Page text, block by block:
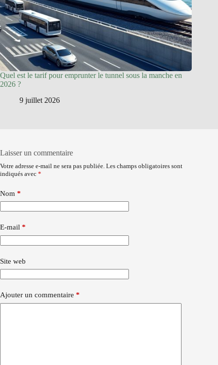
Quel est le tarif pour emprunter le tunnel sous la manche en
2026 ?
9 juillet 2026
Laisser un commentaire
Votre adresse e-mail ne sera pas publiée. Les champs obligatoires sont
indiqués avec *
Nom *
E-mail *
Site web
Ajouter un commentaire *